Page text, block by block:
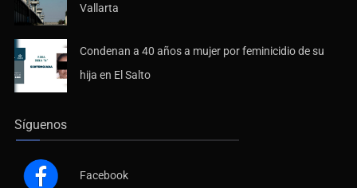
Vallarta
Condenan a 40 años a mujer por feminicidio de su
hija en El Salto
Síguenos
Facebook